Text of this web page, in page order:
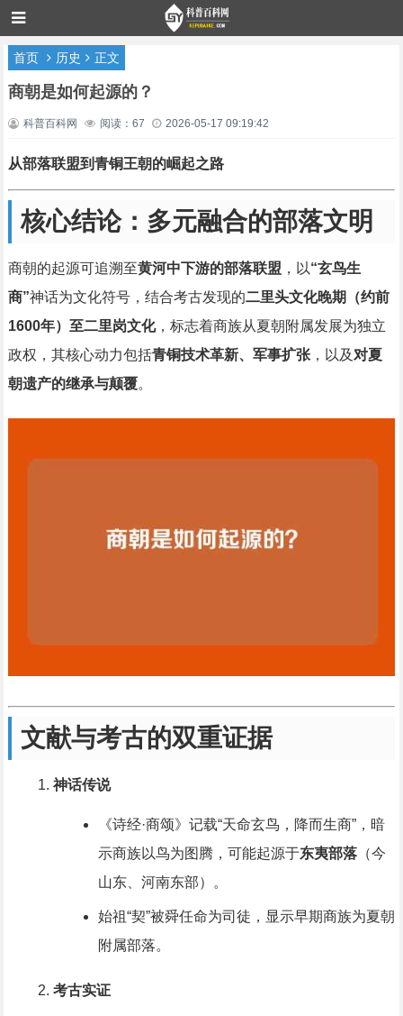
首页 历史 正文
商朝是如何起源的？
科普百科网 阅读：67 2026-05-17 09:19:42
从部落联盟到青铜王朝的崛起之路
核心结论：多元融合的部落文明
商朝的起源可追溯至黄河中下游的部落联盟 ，以“玄鸟生
商”神话为文化符号，结合考古发现的二里头文化晚期（约前
1600年）至二里岗文化，标志着商族从夏朝附属发展为独立
政权，其核心动力包括青铜技术革新、军事扩张，以及 对夏
朝遗产的继承与颠覆。
文献与考古的双重证据
神话传说
《诗经·商颂》记载“天命玄鸟，降而生商”，暗
示商族以鸟为图腾，可能起源于东夷部落（今
山东、河南东部）。
始祖“契”被舜任命为司徒，显示早期商族为夏朝
附属部落。
考古实证